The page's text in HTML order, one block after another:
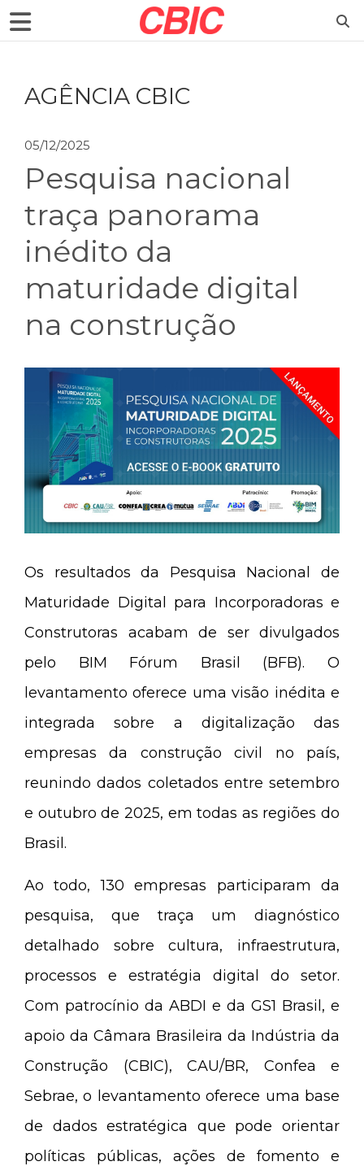
AGÊNCIA CBIC
05/12/2025
Pesquisa nacional
traça panorama
inédito da
maturidade digital
na construção
Os resultados da Pesquisa Nacional de
Maturidade Digital para Incorporadoras e
Construtoras acabam de ser divulgados
pelo BIM Fórum Brasil (BFB). O
levantamento oferece uma visão inédita e
integrada sobre a digitalização das
empresas da construção civil no país,
reunindo dados coletados entre setembro
e outubro de 2025, em todas as regiões do
Brasil.
Ao todo, 130 empresas participaram da
pesquisa, que traça um diagnóstico
detalhado sobre cultura, infraestrutura,
processos e estratégia digital do setor.
Com patrocínio da ABDI e da GS1 Brasil, e
apoio da Câmara Brasileira da Indústria da
Construção (CBIC), CAU/BR, Confea e
Sebrae, o levantamento oferece uma base
de dados estratégica que pode orientar
políticas públicas, ações de fomento e